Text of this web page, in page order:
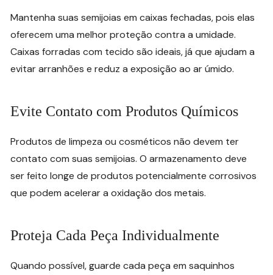
Mantenha suas semijoias em caixas fechadas, pois elas
oferecem uma melhor proteção contra a umidade.
Caixas forradas com tecido são ideais, já que ajudam a
evitar arranhões e reduz a exposição ao ar úmido.
Evite Contato com Produtos Químicos
Produtos de limpeza ou cosméticos não devem ter
contato com suas semijoias. O armazenamento deve
ser feito longe de produtos potencialmente corrosivos
que podem acelerar a oxidação dos metais.
Proteja Cada Peça Individualmente
Quando possível, guarde cada peça em saquinhos